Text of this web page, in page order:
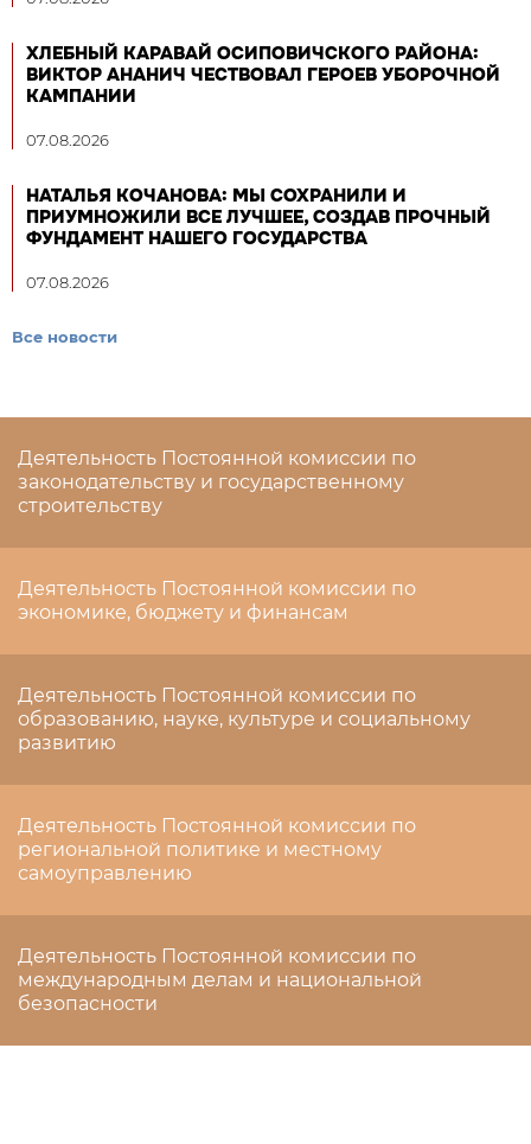
ХЛЕБНЫЙ КАРАВАЙ ОСИПОВИЧСКОГО РАЙОНА:
ВИКТОР АНАНИЧ ЧЕСТВОВАЛ ГЕРОЕВ УБОРОЧНОЙ
КАМПАНИИ
07.08.2026
НАТАЛЬЯ КОЧАНОВА: МЫ СОХРАНИЛИ И
ПРИУМНОЖИЛИ ВСЕ ЛУЧШЕЕ, СОЗДАВ ПРОЧНЫЙ
ФУНДАМЕНТ НАШЕГО ГОСУДАРСТВА
07.08.2026
Все новости
Деятельность Постоянной комиссии по
законодательству и государственному
строительству
Деятельность Постоянной комиссии по
экономике, бюджету и финансам
Деятельность Постоянной комиссии по
образованию, науке, культуре и социальному
развитию
Деятельность Постоянной комиссии по
региональной политике и местному
самоуправлению
Деятельность Постоянной комиссии по
международным делам и национальной
безопасности